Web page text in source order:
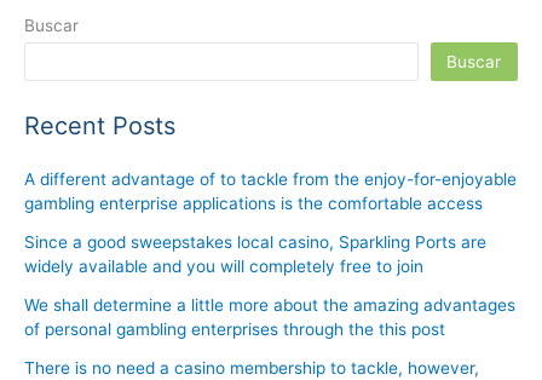
Buscar
Buscar
Recent Posts
A different advantage of to tackle from the enjoy-for-enjoyable
gambling enterprise applications is the comfortable access
Since a good sweepstakes local casino, Sparkling Ports are
widely available and you will completely free to join
We shall determine a little more about the amazing advantages
of personal gambling enterprises through the this post
There is no need a casino membership to tackle, however,